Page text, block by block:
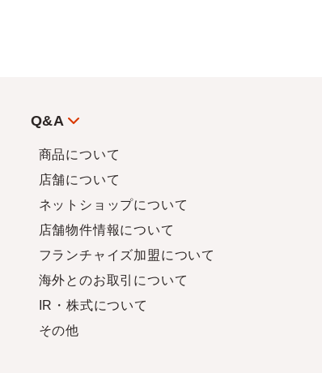
Q&A
商品について
店舗について
ネットショップについて
店舗物件情報について
フランチャイズ加盟について
海外とのお取引について
IR・株式について
その他